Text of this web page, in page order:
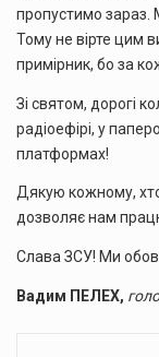
пропустимо зараз.
Тому не вірте цим
примірник, бо за
Зі святом, дорогі
радіоефірі, у
платформах!
Дякую кожному,
дозволяє нам
Слава ЗСУ! Ми
Вадим ПЕЛЕХ,